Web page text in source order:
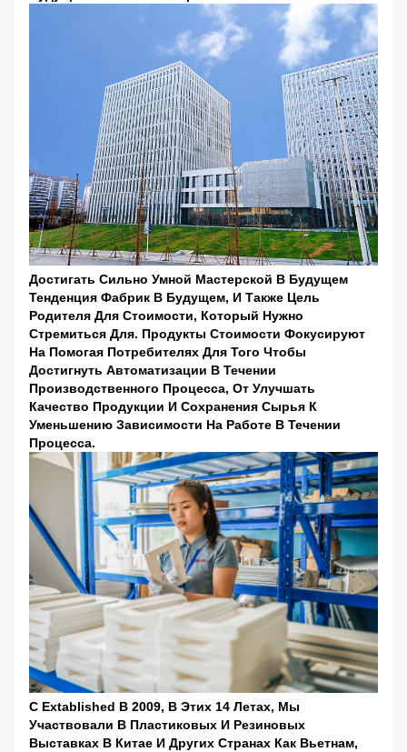
Достигать Сильно Умной Мастерской В Будущем
Тенденция Фабрик В Будущем, И Также Цель
Родителя Для Стоимости, Который Нужно
Стремиться Для. Продукты Стоимости Фокусируют
На Помогая Потребителях Для Того Чтобы
Достигнуть Автоматизации В Течении
Производственного Процесса, От Улучшать
Качество Продукции И Сохранения Сырья К
Уменьшению Зависимости На Работе В Течении
Процесса.
С Extablished В 2009, В Этих 14 Летах, Мы
Участвовали В Пластиковых И Резиновых
Выставках В Китае И Других Странах Как Вьетнам,